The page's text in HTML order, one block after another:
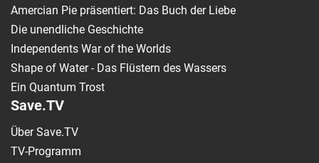
Amercian Pie präsentiert: Das Buch der Liebe
Die unendliche Geschichte
Independents War of the Worlds
Shape of Water - Das Flüstern des Wassers
Ein Quantum Trost
Save.TV
Über Save.TV
TV-Programm